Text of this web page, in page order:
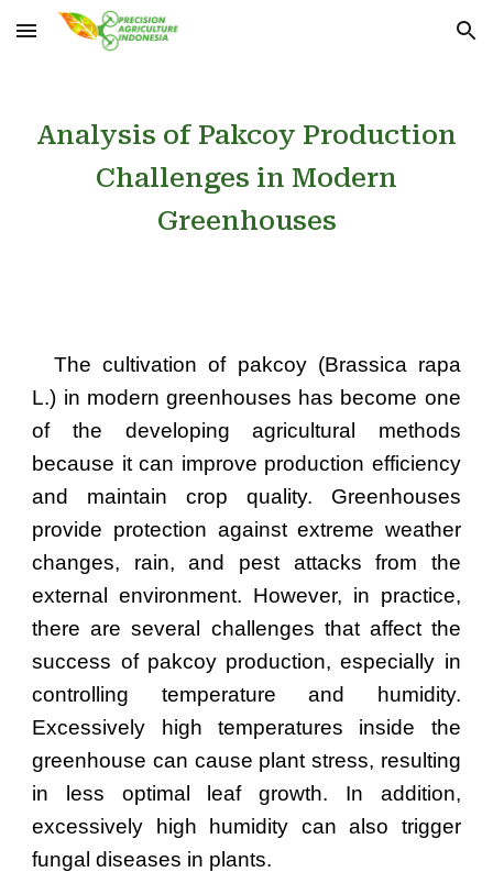
Skip to main content Skip to navigation
Analysis of Pakcoy Production
Challenges in Modern
Greenhouses
The cultivation of pakcoy (Brassica rapa
L.) in modern greenhouses has become one
of the developing agricultural methods
because it can improve production efficiency
and maintain crop quality. Greenhouses
provide protection against extreme weather
changes, rain, and pest attacks from the
external environment. However, in practice,
there are several challenges that affect the
success of pakcoy production, especially in
controlling temperature and humidity.
Excessively high temperatures inside the
greenhouse can cause plant stress, resulting
in less optimal leaf growth. In addition,
excessively high humidity can also trigger
fungal diseases in plants.